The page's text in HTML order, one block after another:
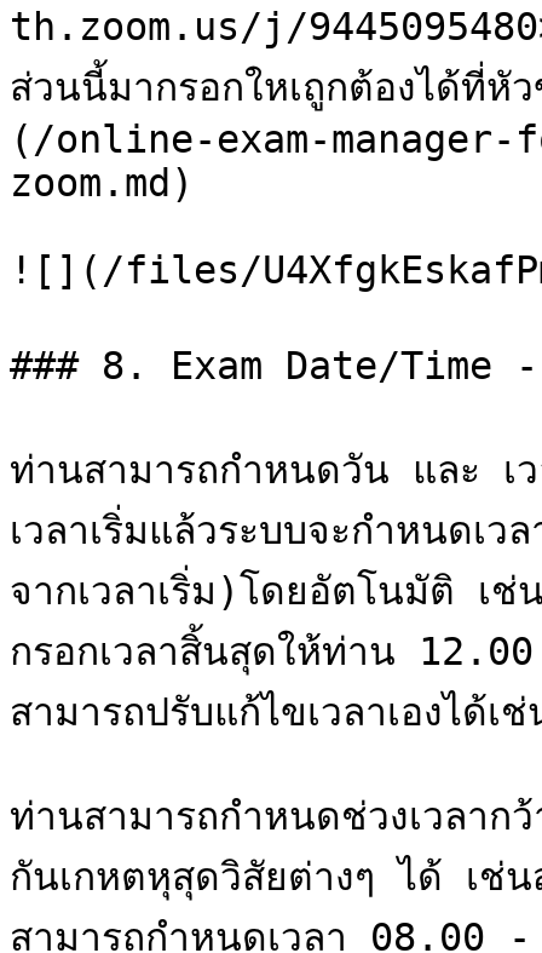
th.zoom.us/j/
ส่วนนี้มากรอกใหเถูกต้องได้ที่
(/online-exam-
zoom.md)
![](/files/
### 8. Exam Date/Time -
ท่านสามารถกำหนดวัน และ เ
เวลาเริ่มแล้วระบบจะกำหนด
จากเวลาเริ่ม)โดยอัตโนมัติ เ
กรอกเวลาสิ้นสุดให้ท่าน
สามารถปรับแก้ไขเวลาเองได้เ
ท่านสามารถกำหนดช่วงเวลาก
กันเกหตหุสุดวิสัยต่างๆ ได้ เ
สามารถกำหนดเวลา